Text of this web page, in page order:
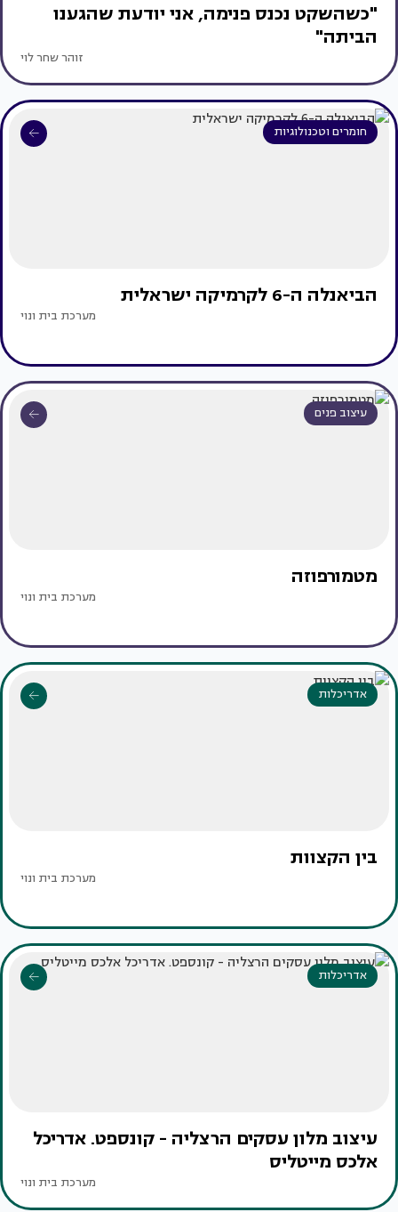
"כשהשקט נכנס פנימה, אני יודעת שהגענו
הביתה"
זוהר שחר לוי
חומרים וטכנולוגיות
הביאנלה ה-6 לקרמיקה ישראלית
מערכת בית ונוי
עיצוב פנים
מטמורפוזה
מערכת בית ונוי
אדריכלות
בין הקצוות
מערכת בית ונוי
אדריכלות
עיצוב מלון עסקים הרצליה - קונספט. אדריכל
אלכס מייטליס
מערכת בית ונוי